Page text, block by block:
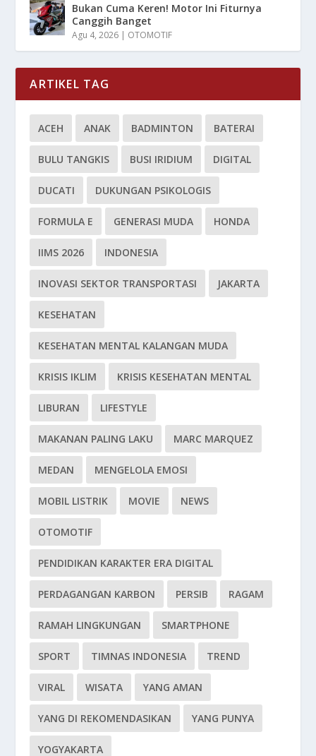
Bukan Cuma Keren! Motor Ini Fiturnya
Canggih Banget
Agu 4, 2026 | OTOMOTIF
ARTIKEL TAG
ACEH ANAK BADMINTON BATERAI
BULU TANGKIS BUSI IRIDIUM DIGITAL
DUCATI DUKUNGAN PSIKOLOGIS
FORMULA E GENERASI MUDA HONDA
IIMS 2026 INDONESIA
INOVASI SEKTOR TRANSPORTASI JAKARTA
KESEHATAN
KESEHATAN MENTAL KALANGAN MUDA
KRISIS IKLIM KRISIS KESEHATAN MENTAL
LIBURAN LIFESTYLE
MAKANAN PALING LAKU MARC MARQUEZ
MEDAN MENGELOLA EMOSI
MOBIL LISTRIK MOVIE NEWS
OTOMOTIF
PENDIDIKAN KARAKTER ERA DIGITAL
PERDAGANGAN KARBON PERSIB RAGAM
RAMAH LINGKUNGAN SMARTPHONE
SPORT TIMNAS INDONESIA TREND
VIRAL WISATA YANG AMAN
YANG DI REKOMENDASIKAN YANG PUNYA
YOGYAKARTA